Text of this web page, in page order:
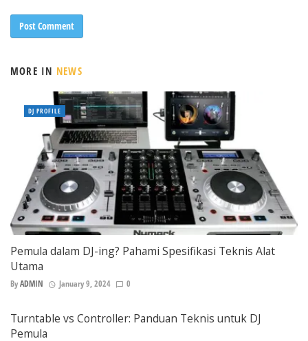
MORE IN NEWS
Pemula dalam DJ-ing? Pahami Spesifikasi Teknis Alat
Utama
ByADMIN January 9, 2024 0
DJ PROFILE
Turntable vs Controller: Panduan Teknis untuk DJ
Pemula